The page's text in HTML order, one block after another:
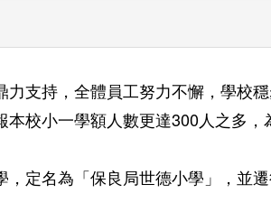
支持，全體員工努力不懈，學校
校小一學額人數更達300人之多
定名為「保良局世德小學」，並